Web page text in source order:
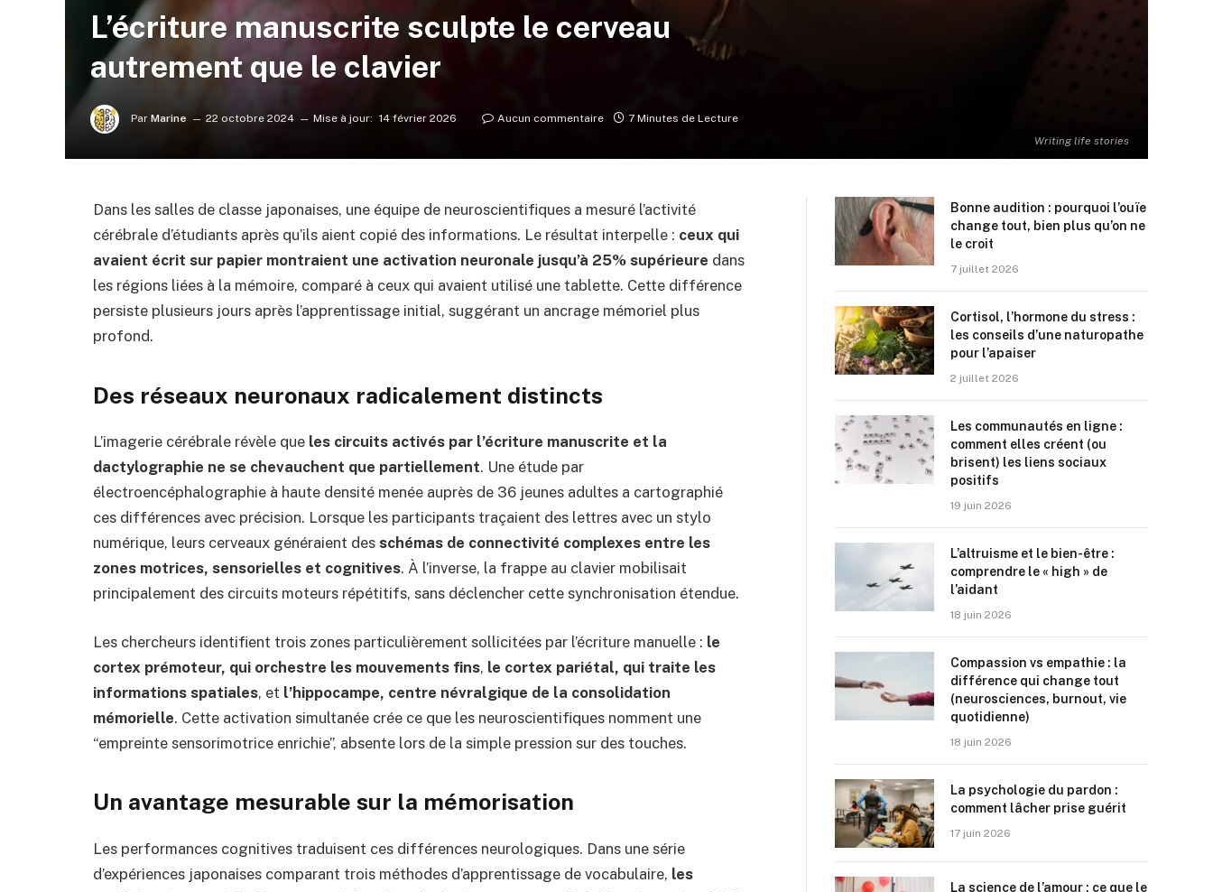
Writing life stories
L’écriture manuscrite sculpte le cerveau
autrement que le clavier
Par Marine 22 octobre 2024 Mise à jour: 14 février 2026 Aucun commentaire 7 Minutes de Lecture
Dans les salles de classe japonaises, une équipe de neuroscientifiques a mesuré l’activité
cérébrale d’étudiants après qu’ils aient copié des informations. Le résultat interpelle : ceux qui
avaient écrit sur papier montraient une activation neuronale jusqu’à 25% supérieure dans
les régions liées à la mémoire, comparé à ceux qui avaient utilisé une tablette. Cette différence
persiste plusieurs jours après l’apprentissage initial, suggérant un ancrage mémoriel plus
profond.
Des réseaux neuronaux radicalement distincts
L’imagerie cérébrale révèle que les circuits activés par l’écriture manuscrite et la
dactylographie ne se chevauchent que partiellement. Une étude par
électroencéphalographie à haute densité menée auprès de 36 jeunes adultes a cartographié
ces différences avec précision. Lorsque les participants traçaient des lettres avec un stylo
numérique, leurs cerveaux généraient des schémas de connectivité complexes entre les
zones motrices, sensorielles et cognitives. À l’inverse, la frappe au clavier mobilisait
principalement des circuits moteurs répétitifs, sans déclencher cette synchronisation étendue.
Les chercheurs identifient trois zones particulièrement sollicitées par l’écriture manuelle : le
cortex prémoteur, qui orchestre les mouvements fins, le cortex pariétal, qui traite les
informations spatiales, et l’hippocampe, centre névralgique de la consolidation
mémorielle. Cette activation simultanée crée ce que les neuroscientifiques nomment une
“empreinte sensorimotrice enrichie”, absente lors de la simple pression sur des touches.
Un avantage mesurable sur la mémorisation
Les performances cognitives traduisent ces différences neurologiques. Dans une série
d’expériences japonaises comparant trois méthodes d’apprentissage de vocabulaire, les
Bonne audition : pourquoi l’ouïe
change tout, bien plus qu’on ne
le croit
7 juillet 2026
Cortisol, l’hormone du stress :
les conseils d’une naturopathe
pour l’apaiser
2 juillet 2026
Les communautés en ligne :
comment elles créent (ou
brisent) les liens sociaux
positifs
19 juin 2026
L’altruisme et le bien-être :
comprendre le « high » de
l’aidant
18 juin 2026
Compassion vs empathie : la
différence qui change tout
(neurosciences, burnout, vie
quotidienne)
18 juin 2026
La psychologie du pardon :
comment lâcher prise guérit
17 juin 2026
La science de l’amour : ce que le